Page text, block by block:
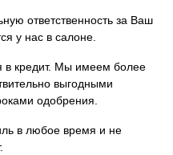
ответственность за Ваш
у нас в салоне.
в кредит. Мы имеем более
выгодными
одобрения.
в любое время и не